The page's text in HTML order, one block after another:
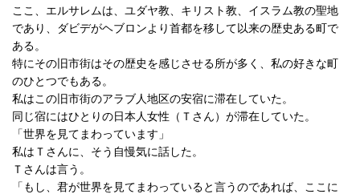
ここ、エルサレムは、ユダヤ教、キリスト教、イスラム教の聖地
であり、ダビデがヘブロンより首都を移して以来の歴史ある町で
ある。
特にその旧市街はその歴史を感じさせる所が多く、私の好きな町
のひとつでもある。
私はこの旧市街のアラブ人地区の安宿に滞在していた。
同じ宿にはひとりの日本人女性（Ｔさん）が滞在していた。
「世界を見てまわっています」
私はＴさんに、そう自慢気に話した。
Ｔさんは言う。
「もし、君が世界を見てまわっていると言うのであれば、ここに